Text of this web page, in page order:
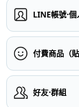
LINE帳號⋅
付費商品（
好友⋅群組